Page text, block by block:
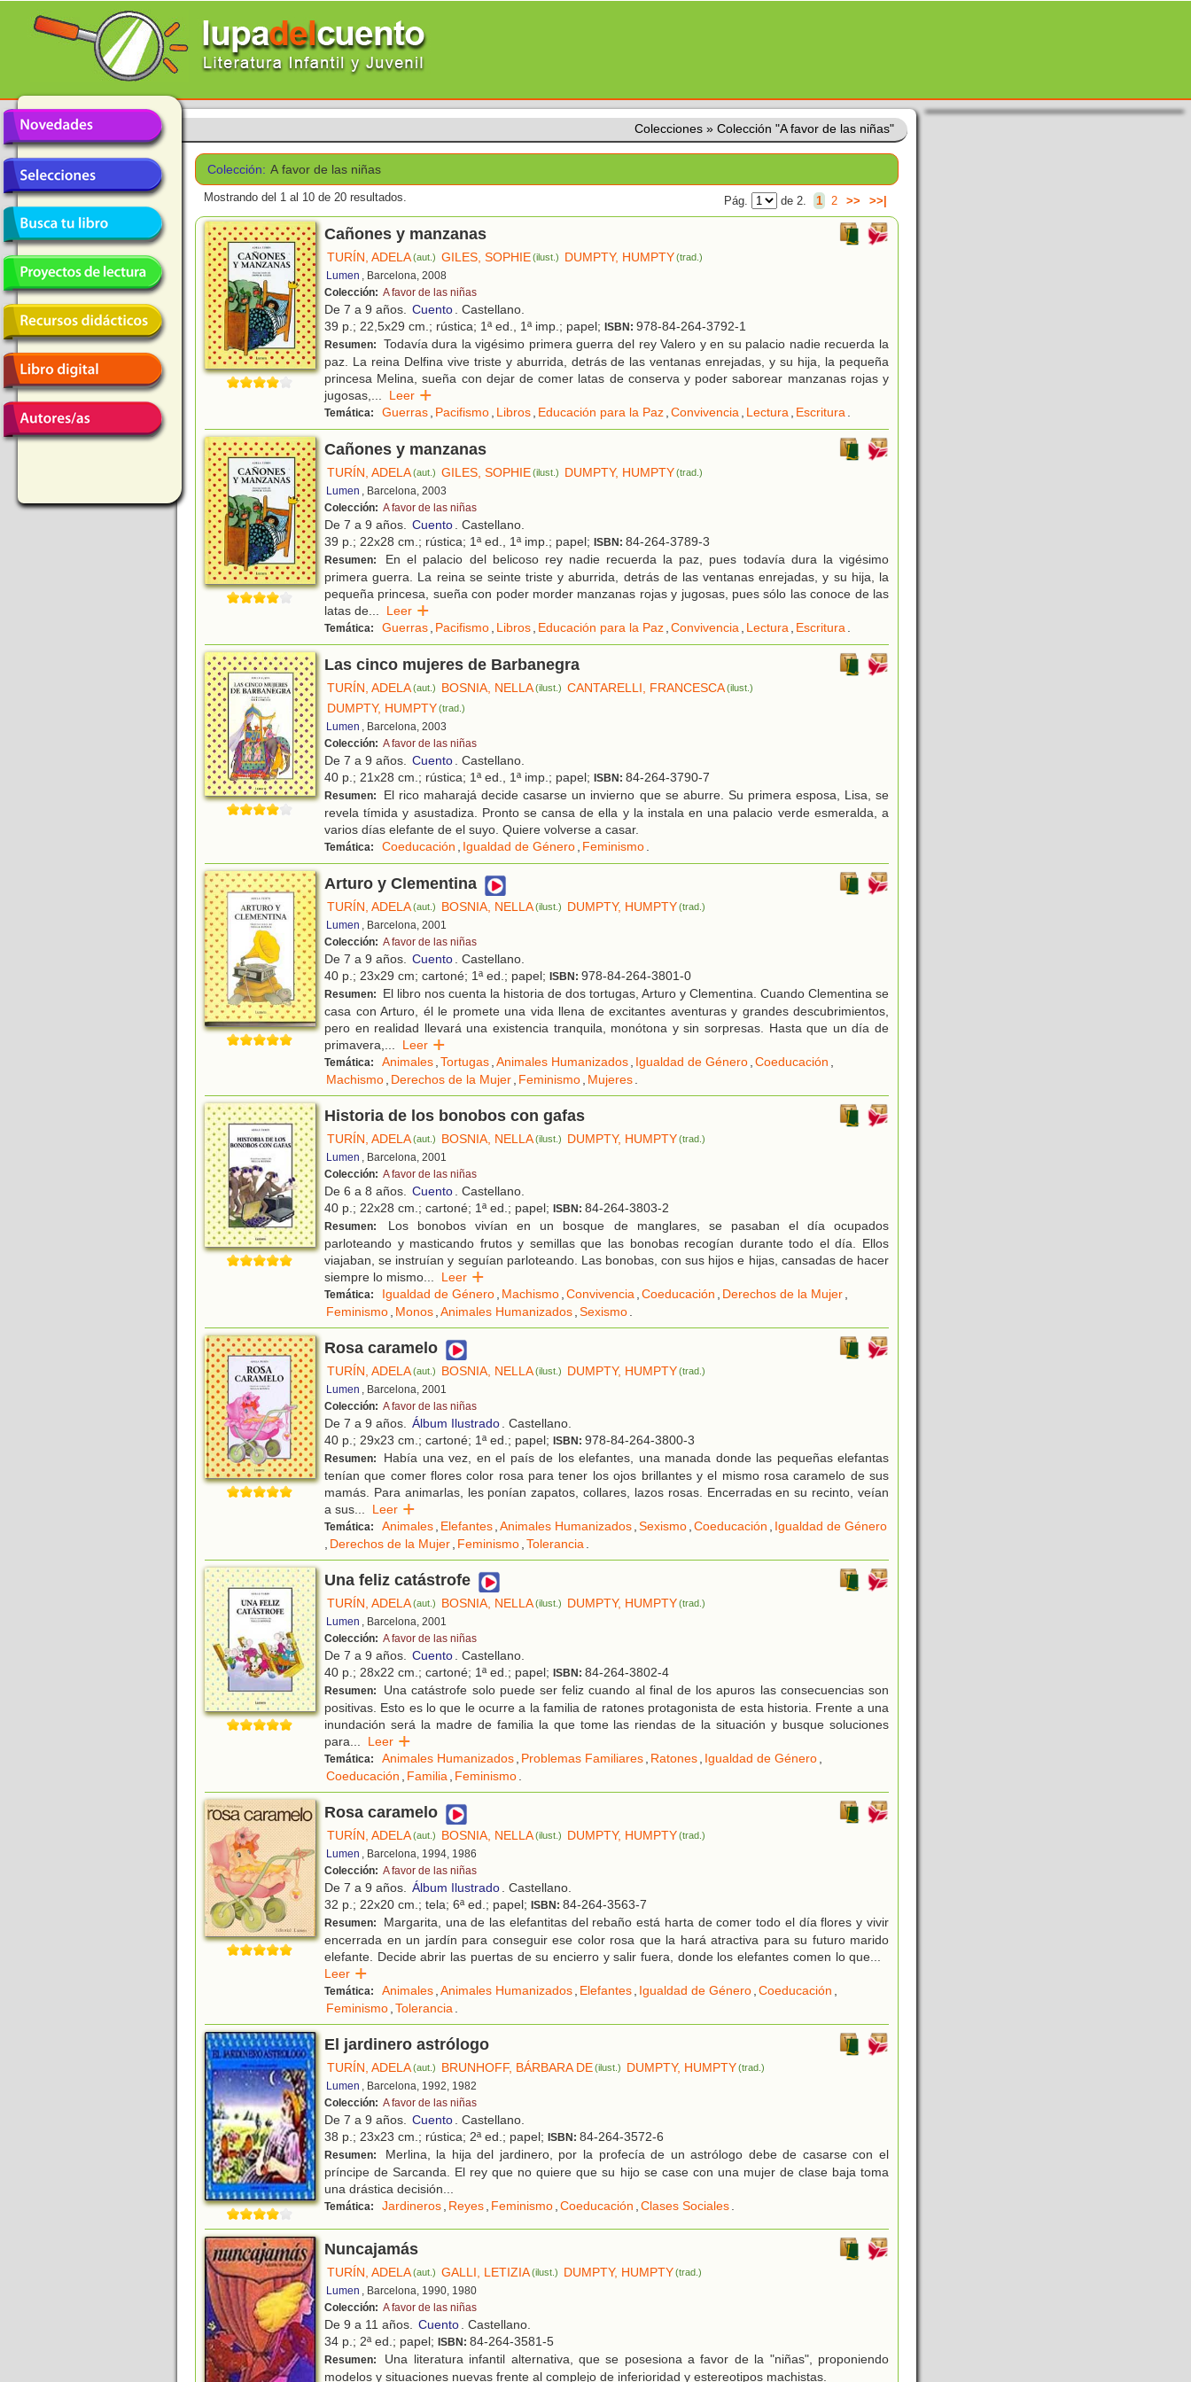
Colecciones » Colección "A favor de las niñas"
Colección: A favor de las niñas
Mostrando del 1 al 10 de 20 resultados. Pág. de 2. 1 2 >> >>|
Cañones y manzanas
TURÍN, ADELA(aut.) GILES, SOPHIE(ilust.) DUMPTY, HUMPTY (trad.)
Lumen , Barcelona, 2008
Colección: A favor de las niñas
De 7 a 9 años. Cuento. Castellano.
39 p.; 22,5x29 cm.; rústica; 1ª ed., 1ª imp.; papel; ISBN: 978-84-264-3792-1
Resumen:
Todavía dura la vigésimo primera guerra del rey Valero y en su palacio nadie recuerda la
paz. La reina Delfina vive triste y aburrida, detrás de las ventanas enrejadas, y su hija, la pequeña
princesa Melina, sueña con dejar de comer latas de conserva y poder saborear manzanas rojas y
jugosas,... Leer
Temática: Guerras, Pacifismo, Libros, Educación para la Paz,Convivencia, Lectura, Escritura.
Cañones y manzanas
TURÍN, ADELA(aut.) GILES, SOPHIE(ilust.) DUMPTY, HUMPTY (trad.)
Lumen , Barcelona, 2003
Colección: A favor de las niñas
De 7 a 9 años. Cuento. Castellano.
39 p.; 22x28 cm.; rústica; 1ª ed., 1ª imp.; papel; ISBN: 84-264-3789-3
Resumen:
En el palacio del belicoso rey nadie recuerda la paz, pues todavía dura la vigésimo
primera guerra. La reina se seinte triste y aburrida, detrás de las ventanas enrejadas, y su hija, la
pequeña princesa, sueña con poder morder manzanas rojas y jugosas, pues sólo las conoce de las
latas de... Leer
Temática: Guerras, Pacifismo, Libros, Educación para la Paz,Convivencia, Lectura, Escritura.
Las cinco mujeres de Barbanegra
TURÍN, ADELA(aut.) BOSNIA, NELLA(ilust.) CANTARELLI, FRANCESCA(ilust.)
DUMPTY, HUMPTY(trad.)
Lumen , Barcelona, 2003
Colección: A favor de las niñas
De 7 a 9 años. Cuento. Castellano.
40 p.; 21x28 cm.; rústica; 1ª ed., 1ª imp.; papel; ISBN: 84-264-3790-7
Resumen:
El rico maharajá decide casarse un invierno que se aburre. Su primera esposa, Lisa, se
revela tímida y asustadiza. Pronto se cansa de ella y la instala en una palacio verde esmeralda, a
varios días elefante de el suyo. Quiere volverse a casar.
Temática: Coeducación , Igualdad de Género, Feminismo.
Arturo y Clementina
TURÍN, ADELA(aut.) BOSNIA, NELLA(ilust.) DUMPTY, HUMPTY (trad.)
Lumen , Barcelona, 2001
Colección: A favor de las niñas
De 7 a 9 años. Cuento. Castellano.
40 p.; 23x29 cm; cartoné; 1ª ed.; papel; ISBN: 978-84-264-3801-0
Resumen:
El libro nos cuenta la historia de dos tortugas, Arturo y Clementina. Cuando Clementina se
casa con Arturo, él le promete una vida llena de excitantes aventuras y grandes descubrimientos,
pero en realidad llevará una existencia tranquila, monótona y sin sorpresas. Hasta que un día de
primavera,... Leer
Temática: Animales,Tortugas,Animales Humanizados, Igualdad de Género,Coeducación ,
Machismo, Derechos de la Mujer, Feminismo, Mujeres.
Historia de los bonobos con gafas
TURÍN, ADELA(aut.) BOSNIA, NELLA(ilust.) DUMPTY, HUMPTY (trad.)
Lumen , Barcelona, 2001
Colección: A favor de las niñas
De 6 a 8 años. Cuento. Castellano.
40 p.; 22x28 cm.; cartoné; 1ª ed.; papel; ISBN: 84-264-3803-2
Resumen:
Los bonobos vivían en un bosque de manglares, se pasaban el día ocupados
parloteando y masticando frutos y semillas que las bonobas recogían durante todo el día. Ellos
viajaban, se instruían y seguían parloteando. Las bonobas, con sus hijos e hijas, cansadas de hacer
siempre lo mismo... Leer
Temática: Igualdad de Género, Machismo,Convivencia,Coeducación , Derechos de la Mujer,
Feminismo, Monos,Animales Humanizados,Sexismo.
Rosa caramelo
TURÍN, ADELA(aut.) BOSNIA, NELLA(ilust.) DUMPTY, HUMPTY (trad.)
Lumen , Barcelona, 2001
Colección: A favor de las niñas
De 7 a 9 años. Álbum Ilustrado. Castellano.
40 p.; 29x23 cm.; cartoné; 1ª ed.; papel; ISBN: 978-84-264-3800-3
Resumen:
Había una vez, en el país de los elefantes, una manada donde las pequeñas elefantas
tenían que comer flores color rosa para tener los ojos brillantes y el mismo rosa caramelo de sus
mamás. Para animarlas, les ponían zapatos, collares, lazos rosas. Encerradas en su recinto, veían
a sus... Leer
Temática: Animales, Elefantes,Animales Humanizados,Sexismo,Coeducación , Igualdad de Género
, Derechos de la Mujer, Feminismo,Tolerancia.
Una feliz catástrofe
TURÍN, ADELA(aut.) BOSNIA, NELLA(ilust.) DUMPTY, HUMPTY (trad.)
Lumen , Barcelona, 2001
Colección: A favor de las niñas
De 7 a 9 años. Cuento. Castellano.
40 p.; 28x22 cm.; cartoné; 1ª ed.; papel; ISBN: 84-264-3802-4
Resumen:
Una catástrofe solo puede ser feliz cuando al final de los apuros las consecuencias son
positivas. Esto es lo que le ocurre a la familia de ratones protagonista de esta historia. Frente a una
inundación será la madre de familia la que tome las riendas de la situación y busque soluciones
para... Leer
Temática: Animales Humanizados, Problemas Familiares, Ratones, Igualdad de Género,
Coeducación , Familia, Feminismo.
Rosa caramelo
TURÍN, ADELA(aut.) BOSNIA, NELLA(ilust.) DUMPTY, HUMPTY (trad.)
Lumen , Barcelona, 1994, 1986
Colección: A favor de las niñas
De 7 a 9 años. Álbum Ilustrado. Castellano.
32 p.; 22x20 cm.; tela; 6ª ed.; papel; ISBN: 84-264-3563-7
Resumen:
Margarita, una de las elefantitas del rebaño está harta de comer todo el día flores y vivir
encerrada en un jardín para conseguir ese color rosa que la hará atractiva para su futuro marido
elefante. Decide abrir las puertas de su encierro y salir fuera, donde los elefantes comen lo que...
Leer
Temática: Animales,Animales Humanizados, Elefantes, Igualdad de Género,Coeducación ,
Feminismo,Tolerancia.
El jardinero astrólogo
TURÍN, ADELA(aut.) BRUNHOFF, BÁRBARA DE(ilust.) DUMPTY, HUMPTY (trad.)
Lumen , Barcelona, 1992, 1982
Colección: A favor de las niñas
De 7 a 9 años. Cuento. Castellano.
38 p.; 23x23 cm.; rústica; 2ª ed.; papel; ISBN: 84-264-3572-6
Resumen:
Merlina, la hija del jardinero, por la profecía de un astrólogo debe de casarse con el
príncipe de Sarcanda. El rey que no quiere que su hijo se case con una mujer de clase baja toma
una drástica decisión...
Temática: Jardineros, Reyes, Feminismo,Coeducación ,Clases Sociales.
Nuncajamás
TURÍN, ADELA(aut.) GALLI, LETIZIA(ilust.) DUMPTY, HUMPTY (trad.)
Lumen , Barcelona, 1990, 1980
Colección: A favor de las niñas
De 9 a 11 años. Cuento. Castellano.
34 p.; 2ª ed.; papel; ISBN: 84-264-3581-5
Resumen:
Una literatura infantil alternativa, que se posesiona a favor de la "niñas", proponiendo
modelos y situaciones nuevas frente al complejo de inferioridad y estereotipos machistas.